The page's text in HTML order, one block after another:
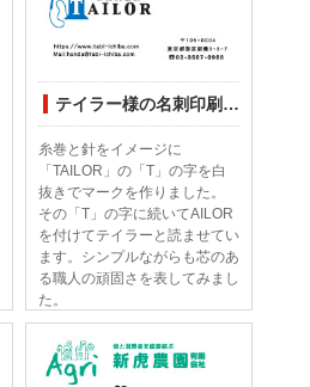
テイラー様の名刺印刷デザインしてみました
糸巻と針をイメージに
「TAILOR」の「T」の字を白
抜きでマークを作りました。
その「T」の字に続いてAILOR
を付けてテイラーと読ませてい
ます。シンプルながらも芯のあ
る職人の頑固さを表してみまし
た。